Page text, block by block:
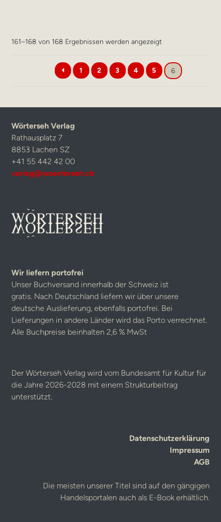
161–168 von 168 Ergebnissen werden angezeigtNach
sortiert
1
2 3 4 5 6
Wörterseh Verlag
Rathausplatz 7
8853 Lachen SZ
+41 55 442 42 00
verlag@woerterseh.ch
Wir liefern portofrei
Unser Buchversand innerhalb der Schweiz ist
gratis. Nach Deutschland liefern wir über unsere
deutsche Auslieferung, ebenfalls portofrei. Bei
Lieferungen in andere Länder wird das Porto verrechnet.
Alle Buchpreise beinhalten 2,6 % MwSt
Der Wörterseh Verlag wird vom Bundesamt für Kultur für
die Jahre 2026-2028 mit einem Strukturbeitrag
unterstützt.
Datenschutzerklärung
Impressum
AGB
Die meisten unserer Titel sind auf den gängigen
Handelsportalen auch als E-Book erhältlich.